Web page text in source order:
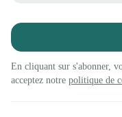
En cliquant sur s'abonner,
acceptez notre politique de